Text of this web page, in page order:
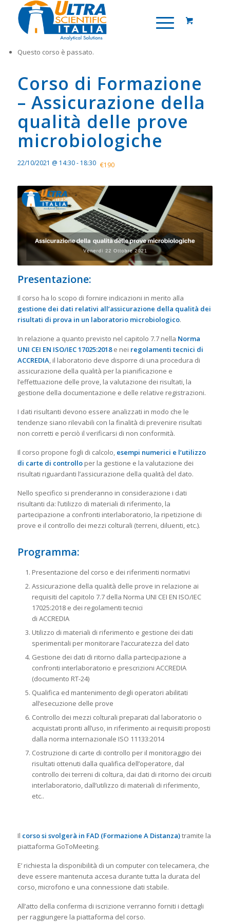
Questo corso è passato.
Corso di Formazione
– Assicurazione della
qualità delle prove
microbiologiche
22/10/2021 @ 14:30- 18:30 €190
Presentazione:
Il corso ha lo scopo di fornire indicazioni in merito alla
gestione dei dati relativi all’assicurazione della qualità dei
risultati di prova in un laboratorio microbiologico.
In relazione a quanto previsto nel capitolo 7.7 nella Norma
UNI CEI EN ISO/IEC 17025:2018e nei regolamenti tecnici di
ACCREDIA, il laboratorio deve disporre di una procedura di
assicurazione della qualità per la pianificazione e
l’effettuazione delle prove, la valutazione dei risultati, la
gestione della documentazione e delle relative registrazioni.
I dati risultanti devono essere analizzati in modo che le
tendenze siano rilevabili con la finalità di prevenire risultati
non corretti e perciò il verificarsi di non conformità.
Il corso propone fogli di calcolo, esempi numerici e l’utilizzo
di carte di controlloper la gestione e la valutazione dei
risultati riguardanti l’assicurazione della qualità del dato.
Nello specifico si prenderanno in considerazione i dati
risultanti da: l’utilizzo di materiali di riferimento, la
partecipazione a confronti interlaboratorio, la ripetizione di
prove e il controllo dei mezzi colturali (terreni, diluenti, etc.).
Programma:
Presentazione del corso e dei riferimenti normativi
Assicurazione della qualità delle prove in relazione ai
requisiti del capitolo 7.7 della Norma UNI CEI EN ISO/IEC
17025:2018 e dei regolamenti tecnici
di ACCREDIA
Utilizzo di materiali di riferimento e gestione dei dati
sperimentali per monitorare l’accuratezza del dato
Gestione dei dati di ritorno dalla partecipazione a
confronti interlaboratorio e prescrizioni ACCREDIA
(documento RT-24)
Qualifica ed mantenimento degli operatori abilitati
all’esecuzione delle prove
Controllo dei mezzi colturali preparati dal laboratorio o
acquistati pronti all’uso, in riferimento ai requisiti proposti
dalla norma internazionale ISO 11133:2014
Costruzione di carte di controllo per il monitoraggio dei
risultati ottenuti dalla qualifica dell’operatore, dal
controllo dei terreni di coltura, dai dati di ritorno dei circuiti
interlaboratorio, dall’utilizzo di materiali di riferimento,
etc..
Il corso si svolgerà in FAD (Formazione A Distanza)tramite la
piattaforma GoToMeeting.
E’ richiesta la disponibilità di un computer con telecamera, che
deve essere mantenuta accesa durante tutta la durata del
corso, microfono e una connessione dati stabile.
All’atto della conferma di iscrizione verranno forniti i dettagli
per raggiungere la piattaforma del corso.